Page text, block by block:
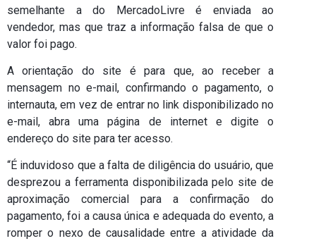
semelhante a do MercadoLivre é enviada ao
vendedor, mas que traz a informação falsa de que o
valor foi pago.
A orientação do site é para que, ao receber a
mensagem no e-mail, confirmando o pagamento, o
internauta, em vez de entrar no link disponibilizado no
e-mail, abra uma página de internet e digite o
endereço do site para ter acesso.
“É induvidoso que a falta de diligência do usuário, que
desprezou a ferramenta disponibilizada pelo site de
aproximação comercial para a confirmação do
pagamento, foi a causa única e adequada do evento, a
romper o nexo de causalidade entre a atividade da